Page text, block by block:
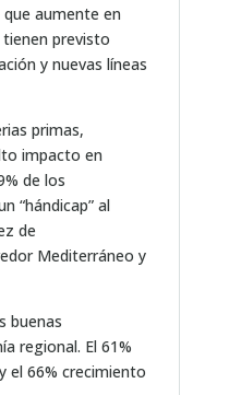
aumente en
tienen previsto
y nuevas líneas
primas,
impacto en
de los
“hándicap” al
de
Mediterráneo y
buenas
regional. El 61%
el 66% crecimiento